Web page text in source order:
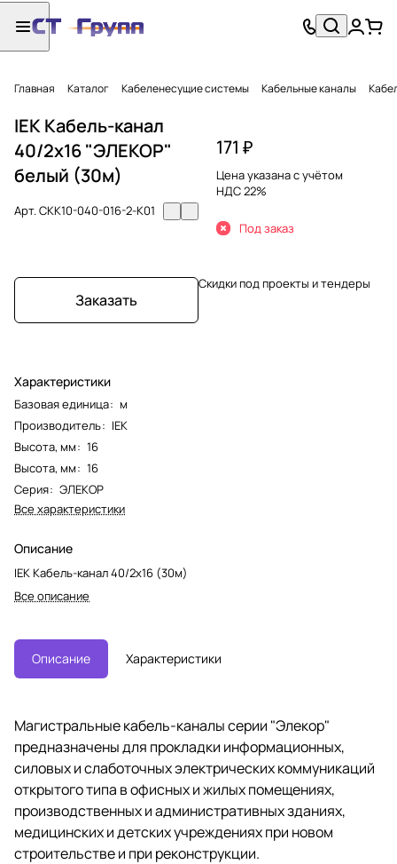
Главная Каталог Кабеленесущие системы Кабельные каналы
IEK Кабель-канал
40/2х16 "ЭЛЕКОР"
белый (30м)
Арт.CKK10-040-016-2-K01
Заказать
Характеристики
Базовая единица: м
Производитель: IEK
Высота, мм: 16
Высота, мм: 16
Серия: ЭЛЕКОР
Все характеристики
Описание
IEK Кабель-канал 40/2х16 (30м)
Все описание
171 ₽
Цена указана с учётом
НДС 22%
Под заказ
Скидки под проекты и тендеры
Описание Характеристики
Магистральные кабель-каналы серии "Элекор"
предназначены для прокладки информационных,
силовых и слаботочных электрических коммуникаций
открытого типа в офисных и жилых помещениях,
производственных и административных зданиях,
медицинских и детских учреждениях при новом
строительстве и при реконструкции.